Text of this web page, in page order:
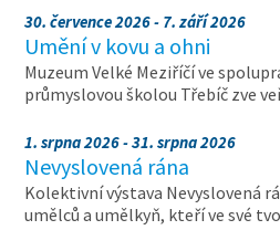
30. července 2026 - 7. září 2026
Umění v kovu a ohni
Muzeum Velké Meziříčí ve
průmyslovou školou Třebíč zve
1. srpna 2026 - 31. srpna 2026
Nevyslovená rána
Kolektivní výstava Nevyslovená
umělců a umělkyň, kteří ve své